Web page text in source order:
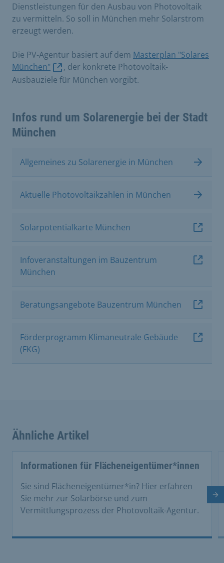
Dienstleistungen für den Ausbau von Photovoltaik
zu vermitteln. So soll in München mehr Solarstrom
erzeugt werden.
Die PV-Agentur basiert auf dem Masterplan "Solares
München"
, der konkrete Photovoltaik-
Ausbauziele für München vorgibt.
Infos rund um Solarenergie bei der Stadt
München
Allgemeines zu Solarenergie in München
Aktuelle Photovoltaikzahlen in München
Solarpotentialkarte München
Infoveranstaltungen im Bauzentrum
München
Beratungsangebote Bauzentrum München
Förderprogramm Klimaneutrale Gebäude
(FKG)
Ähnliche Artikel
Informationen für Flächeneigentümer*innen
Sie sind Flächeneigentümer*in? Hier erfahren
Sie mehr zur Solarbörse und zum
Vermittlungsprozess der Photovoltaik-Agentur.